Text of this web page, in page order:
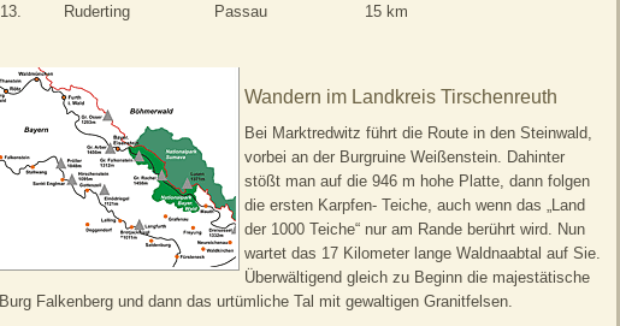
13.
Ruderting Passau 15 km
Wandern im Landkreis Tirschenreuth
Bei Marktredwitz führt die Route in den Steinwald,
vorbei an der Burgruine Weißenstein. Dahinter
stößt man auf die 946 m hohe Platte, dann folgen
die ersten Karpfen- Teiche, auch wenn das „Land
der 1000 Teiche“ nur am Rande berührt wird. Nun
wartet das 17 Kilometer lange Waldnaabtal auf Sie.
Überwältigend gleich zu Beginn die majestätische
Burg Falkenberg und dann das urtümliche Tal mit gewaltigen Granitfelsen.